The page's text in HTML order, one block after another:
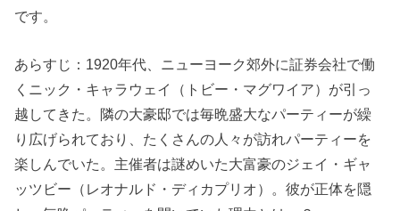
です。
あらすじ：1920年代、ニューヨーク郊外に証券会社で働
くニック・キャラウェイ（トビー・マグワイア）が引っ
越してきた。隣の大豪邸では毎晩盛大なパーティーが繰
り広げられており、たくさんの人々が訪れパーティーを
楽しんでいた。主催者は謎めいた大富豪のジェイ・ギャ
ッツビー（レオナルド・ディカプリオ）。彼が正体を隠